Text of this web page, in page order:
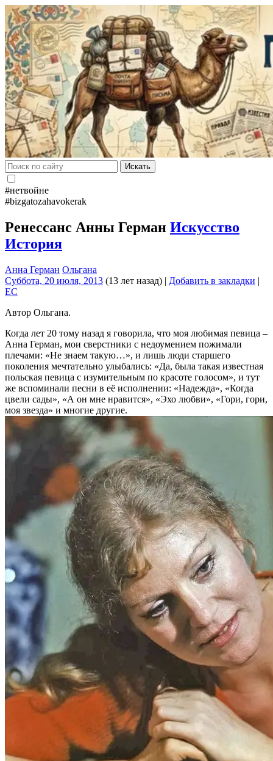
Искать
#нетвойне
#bizgatozahavokerak
Ренессанс Анны Герман Искусство
История
Анна Герман Ольгана
Суббота, 20 июля, 2013 (13 лет назад) | Добавить в закладки |
EC
Автор Ольгана.
Когда лет 20 тому назад я говорила, что моя любимая певица –
Анна Герман, мои сверстники с недоумением пожимали
плечами: «Не знаем такую…», и лишь люди старшего
поколения мечтательно улыбались: «Да, была такая известная
польская певица с изумительным по красоте голосом», и тут
же вспоминали песни в её исполнении: «Надежда», «Когда
цвели сады», «А он мне нравится», «Эхо любви», «Гори, гори,
моя звезда» и многие другие.